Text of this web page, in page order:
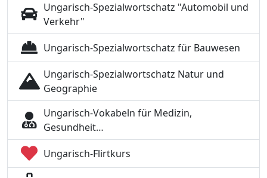
Ungarisch-Spezialwortschatz "Automobil und
Verkehr"
Ungarisch-Spezialwortschatz für Bauwesen
Ungarisch-Spezialwortschatz Natur und
Geographie
Ungarisch-Vokabeln für Medizin,
Gesundheit…
Ungarisch-Flirtkurs